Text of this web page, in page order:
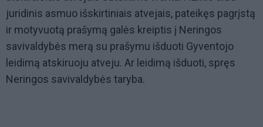
juridinis asmuo išskirtiniais atvejais, pateikęs pagrįstą
ir motyvuotą prašymą galės kreiptis į Neringos
savivaldybės merą su prašymu išduoti Gyventojo
leidimą atskiruoju atveju. Ar leidimą išduoti, spręs
Neringos savivaldybės taryba.